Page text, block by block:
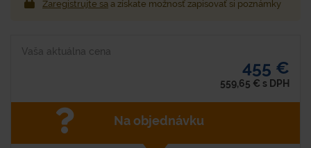
Zaregistrujte sa a získate možnosť zapisovať si poznámky
Vaša aktuálna cena
455 €
559,65 € s DPH
Na objednávku